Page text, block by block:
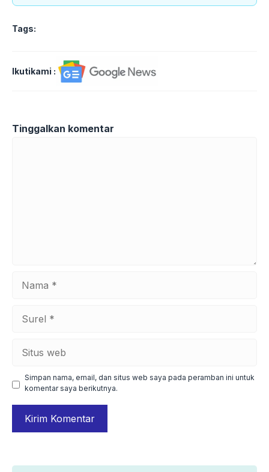
Tags:
Ikutikami :
Tinggalkan komentar
web
Simpan nama, email, dan situs web saya pada peramban ini untuk
komentar saya berikutnya.